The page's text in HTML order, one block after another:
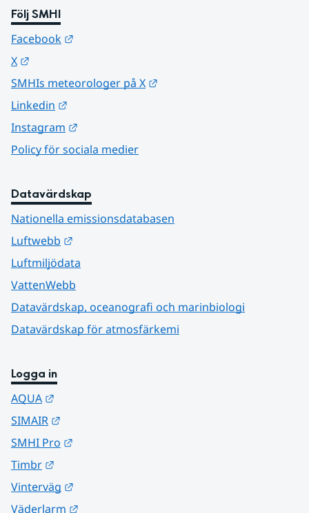
Följ SMHI
Facebook
X
SMHIs meteorologer på X
Linkedin
Instagram
Policy för sociala medier
Datavärdskap
Nationella emissionsdatabasen
Luftwebb
Luftmiljödata
VattenWebb
Datavärdskap, oceanografi och marinbiologi
Datavärdskap för atmosfärkemi
Logga in
AQUA
SIMAIR
SMHI Pro
Timbr
Vinterväg
Väderlarm